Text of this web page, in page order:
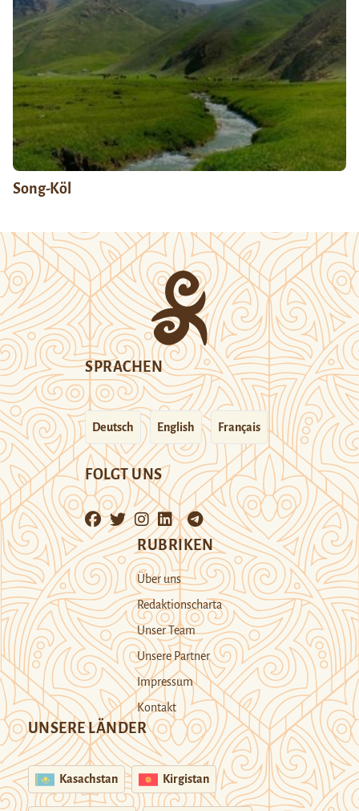
Song-Köl
SPRACHEN
Deutsch English Français
FOLGT UNS
RUBRIKEN
Über uns
Redaktionscharta
Unser Team
Unsere Partner
Impressum
Kontakt
UNSERE LÄNDER
Kasachstan Kirgistan